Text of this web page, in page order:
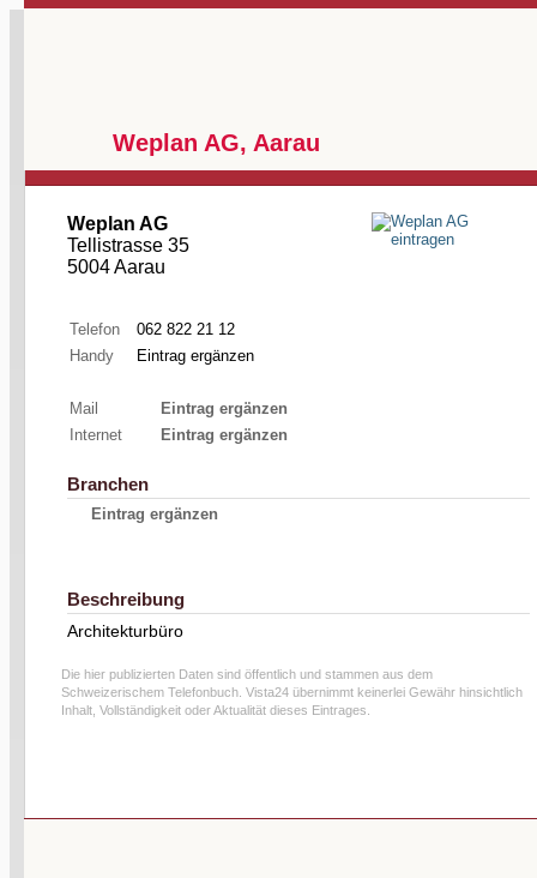
Weplan AG, Aarau
Weplan AG
Tellistrasse 35
5004 Aarau
Telefon
062 822 21 12
Handy
Eintrag ergänzen
Mail
Eintrag ergänzen
Internet
Eintrag ergänzen
Branchen
Eintrag ergänzen
Beschreibung
Architekturbüro
Die hier publizierten Daten sind öffentlich und stammen aus dem
Schweizerischem Telefonbuch. Vista24 übernimmt keinerlei Gewähr hinsichtlich
Inhalt, Vollständigkeit oder Aktualität dieses Eintrages.